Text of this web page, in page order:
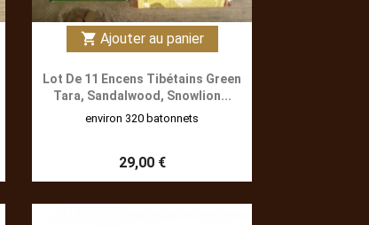
shopping_cart Ajouter au panier
Lot De 11 Encens Tibétains Green
Tara, Sandalwood, Snowlion...
environ 320 batonnets
29,00 €